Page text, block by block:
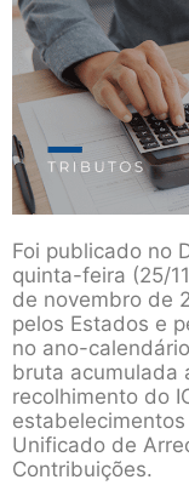
Foi publicado no
quinta-feira (25/
de novembro de
pelos Estados e
no ano-
bruta acumulada
recolhimento do
Unificado de
Contribuições.